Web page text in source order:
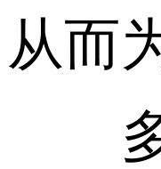
从而
多